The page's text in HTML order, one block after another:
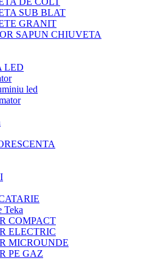
SUB BLAT
GRANIT
SAPUN CHIUVETA
LED
led
Teka
COMPACT
ELECTRIC
MICROUNDE
PE GAZ